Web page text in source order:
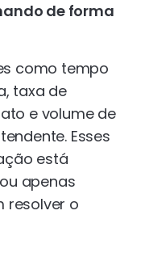
de forma
como tempo
taxa de
e volume de
Esses
está
apenas
resolver o